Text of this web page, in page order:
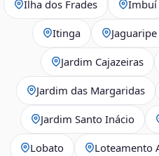
Ilha dos Frades Imbuí
Itinga
Jardim Cajazeiras
Jardim das Margaridas
Jardim Santo Inácio
Lobato Loteamento